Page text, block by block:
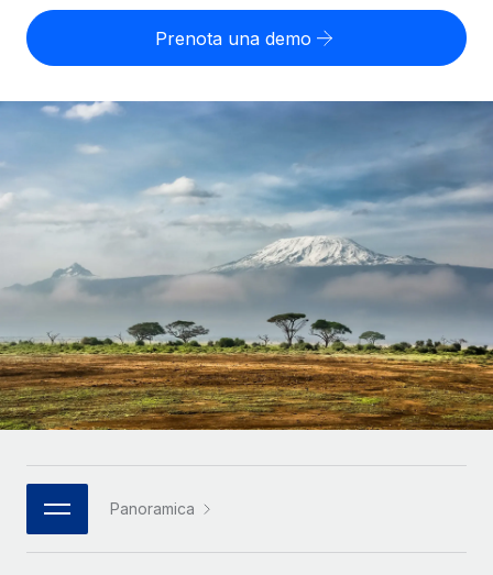
Contractor Management
Chiedi a un esperto
Affidati agli esperti per la gestione HR e la
compliance globale
Confronta Remote
Scopri come ci confrontiamo con gli altri
DIVENTA NOSTRO PARTNER
Partner tecnologici strategici
Integra l'HR globale nella tua piattaforma in modo
flessibile
CASE STUDIES
English
Nederlands
Deutsch
Español
Português (Portugal)
日本語
한국어
中文（简体）
Login
Prenota una demo
Panoramica